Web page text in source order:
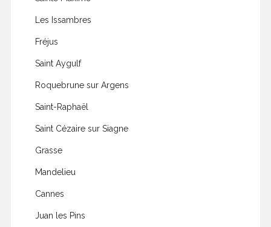
Les Issambres
Fréjus
Saint Aygulf
Roquebrune sur Argens
Saint-Raphaël
Saint Cézaire sur Siagne
Grasse
Mandelieu
Cannes
Juan les Pins